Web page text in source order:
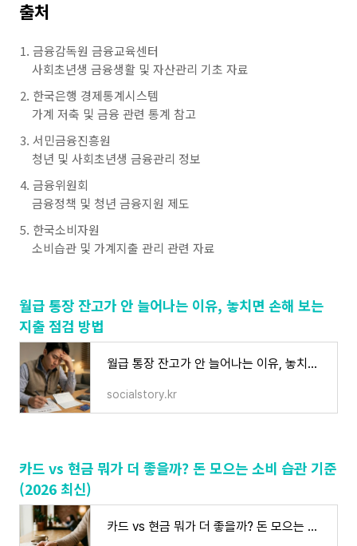
출처
금융감독원 금융교육센터
사회초년생 금융생활 및 자산관리 기초 자료
한국은행 경제통계시스템
가계 저축 및 금융 관련 통계 참고
서민금융진흥원
청년 및 사회초년생 금융관리 정보
금융위원회
금융정책 및 청년 금융지원 제도
한국소비자원
소비습관 및 가계지출 관리 관련 자료
월급 통장 잔고가 안 늘어나는 이유, 놓치면 손해 보는
지출 점검 방법
월급 통장 잔고가 안 늘어나는 이유, 놓치면 손해 보는 지출 점검 방법
socialstory.kr
카드 vs 현금 뭐가 더 좋을까? 돈 모으는 소비 습관 기준
(2026 최신)
카드 vs 현금 뭐가 더 좋을까? 돈 모으는 소비 습관 기준 (2026 최신)